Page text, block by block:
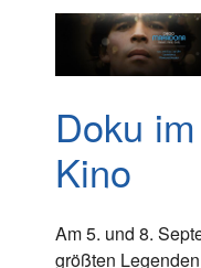
Doku
Kino
Am 5. und 8.
größten